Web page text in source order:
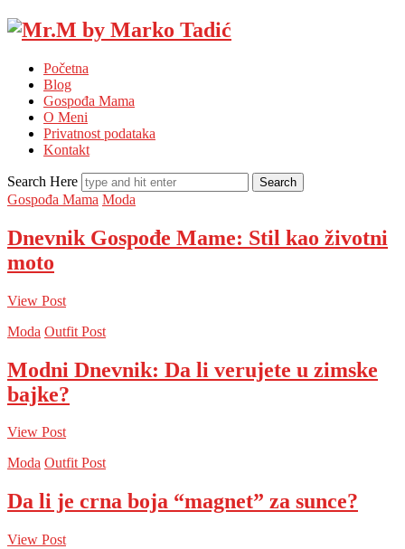
Početna
Blog
Gospođa Mama
O Meni
Privatnost podataka
Kontakt
Search Here
Gospođa Mama Moda
Dnevnik Gospođe Mame: Stil kao životni
moto
View Post
Moda Outfit Post
Modni Dnevnik: Da li verujete u zimske
bajke?
View Post
Moda Outfit Post
Da li je crna boja “magnet” za sunce?
View Post